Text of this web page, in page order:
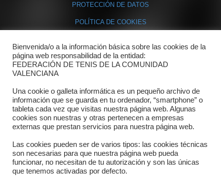
PROTECCIÓN DE DATOS
POLÍTICA DE COOKIES
Contacto
Dónde estamos
Directorio departamentos
Horario
Formulario de contacto
Bienvenida/o a la información básica sobre las cookies de la
página web responsabilidad de la entidad:
FEDERACIÓN DE TENIS DE LA COMUNIDAD
VALENCIANA
Una cookie o galleta informática es un pequeño archivo de
información que se guarda en tu ordenador, “smartphone” o
tableta cada vez que visitas nuestra página web. Algunas
cookies son nuestras y otras pertenecen a empresas
externas que prestan servicios para nuestra página web.
Las cookies pueden ser de varios tipos: las cookies técnicas
son necesarias para que nuestra página web pueda
funcionar, no necesitan de tu autorización y son las únicas
que tenemos activadas por defecto.